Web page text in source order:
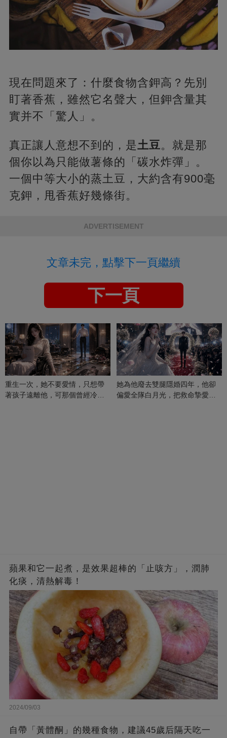
現在問題來了：什麼食物含鉀高？先別
盯著香蕉，雖然它名聲大，但鉀含量其
實并不「驚人」。
真正讓人意想不到的，是土豆。就是那
個你以為只能做薯條的「碳水炸彈」。
一個中等大小的蒸土豆，大約含有900毫
克鉀，甩香蕉好幾條街。
ADVERTISEMENT
文章未完，點擊下一頁繼續
下一頁
重生一次，她不要愛情，只想帶
著孩子遠離他，可那個曾經冷漠
她為他廢去雙腿隱婚四年，他卻
偏愛全隊白月光，把救命摯愛當
蘋果和它一起煮，是效果超棒的「止咳方」，潤肺
化痰，清熱解毒！
2024/09/03
自帶「黃體酮」的幾種食物，建議45歲后隔天吃一